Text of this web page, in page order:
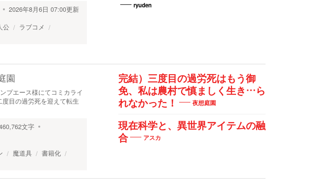
2026年8月6日 07:00更新
公
ラブコメ
ryuden
園
プエース様にてコミカライ
目の過労死を迎えて転生
文字
魔道具
書籍化
完結）三度目の過労死はもう御
免、私は農村で慎ましく生き…ら
れなかった！
夜想庭園
現在科学と、異世界アイテムの融
合
アスカ